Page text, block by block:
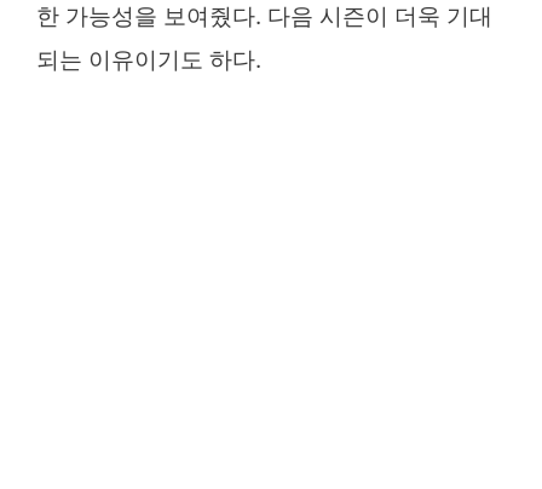
한 가능성을 보여줬다. 다음 시즌이 더욱 기대
되는 이유이기도 하다.